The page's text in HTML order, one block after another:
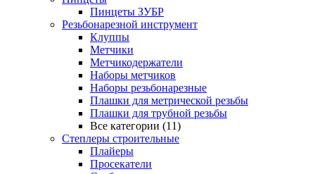
Пинцеты ЗУБР
Резьбонарезной инструмент
Клуппы
Метчики
Метчикодержатели
Наборы метчиков
Наборы резьбонарезные
Плашки для метрической резьбы
Плашки для трубной резьбы
Все категории (11)
Степлеры строительные
Плайеры
Просекатели